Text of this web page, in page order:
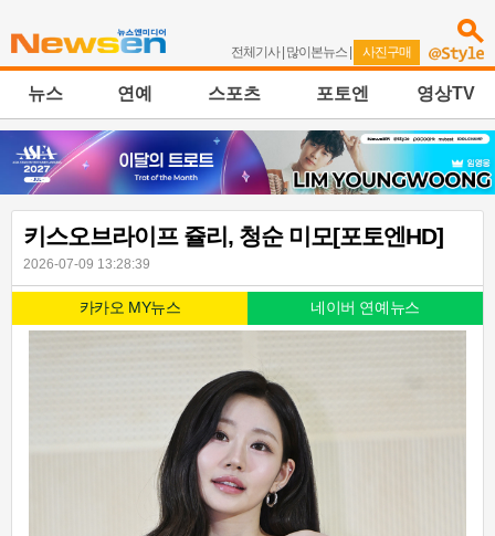
전체기사| 많이본뉴스 | 사진구매
뉴스 연예 스포츠 포토엔 영상TV
키스오브라이프 쥴리, 청순 미모[포토엔HD]
2026-07-09 13:28:39
카카오 MY뉴스 네이버 연예뉴스